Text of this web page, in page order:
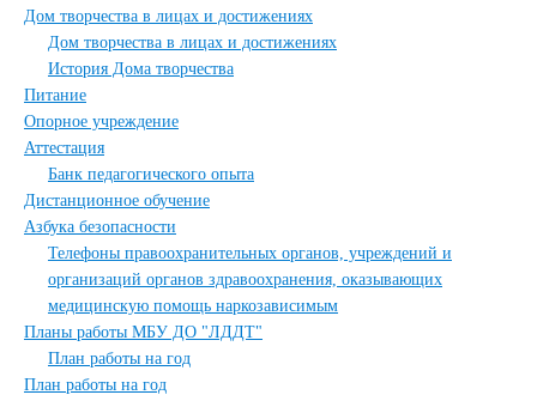
Дом творчества в лицах и достижениях
Дом творчества в лицах и достижениях
История Дома творчества
Питание
Опорное учреждение
Аттестация
Банк педагогического опыта
Дистанционное обучение
Азбука безопасности
Телефоны правоохранительных органов, учреждений и
организаций органов здравоохранения, оказывающих
медицинскую помощь наркозависимым
Планы работы МБУ ДО "ЛДДТ"
План работы на год
План работы на год